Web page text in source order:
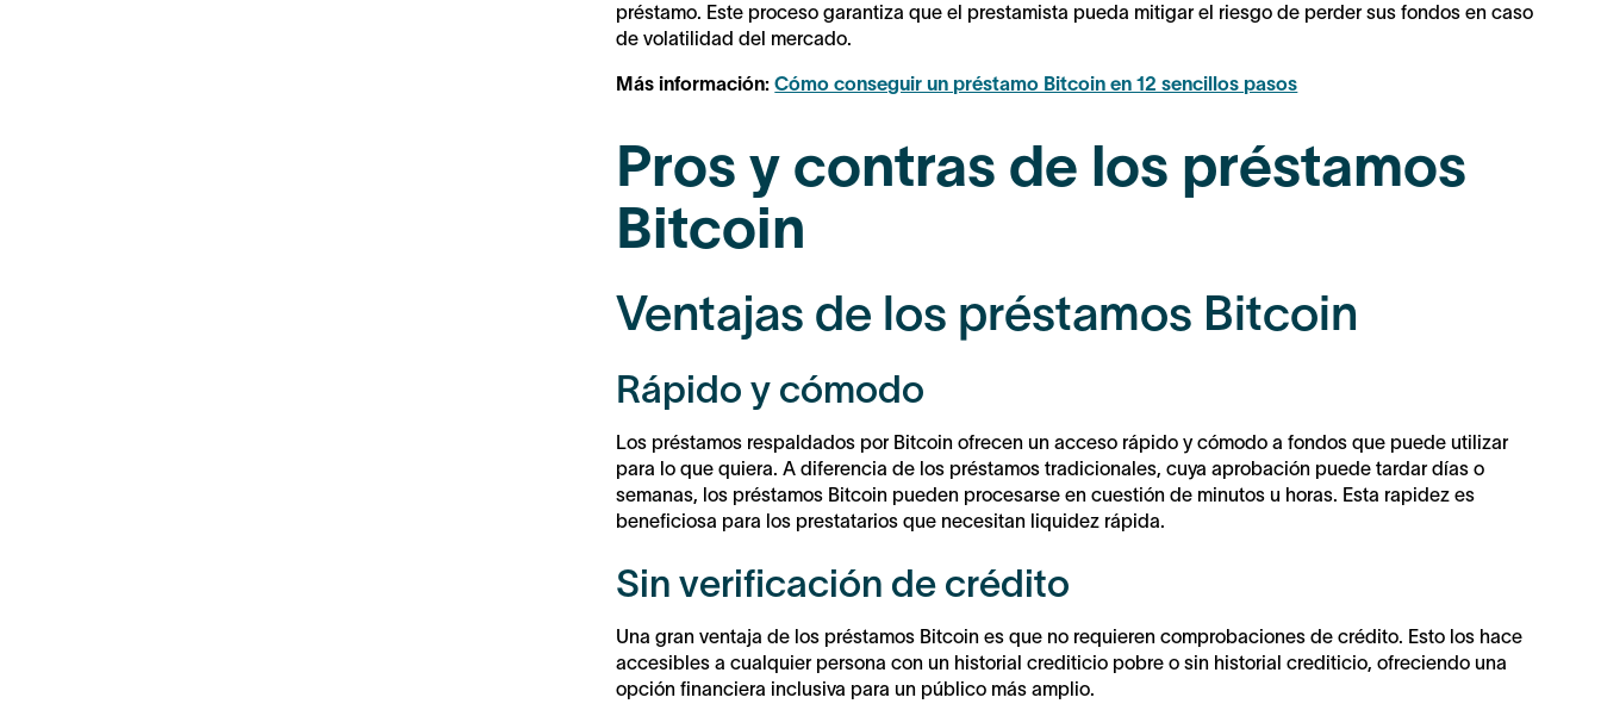
préstamo. Este proceso garantiza que el prestamista pueda mitigar el riesgo de perder sus fondos en caso
de volatilidad del mercado.
Más información: Cómo conseguir un préstamo Bitcoin en 12 sencillos pasos
Pros y contras de los préstamos
Bitcoin
Ventajas de los préstamos Bitcoin
Rápido y cómodo
Los préstamos respaldados por Bitcoin ofrecen un acceso rápido y cómodo a fondos que puede utilizar
para lo que quiera. A diferencia de los préstamos tradicionales, cuya aprobación puede tardar días o
semanas, los préstamos Bitcoin pueden procesarse en cuestión de minutos u horas. Esta rapidez es
beneficiosa para los prestatarios que necesitan liquidez rápida.
Sin verificación de crédito
Una gran ventaja de los préstamos Bitcoin es que no requieren comprobaciones de crédito. Esto los hace
accesibles a cualquier persona con un historial crediticio pobre o sin historial crediticio, ofreciendo una
opción financiera inclusiva para un público más amplio.